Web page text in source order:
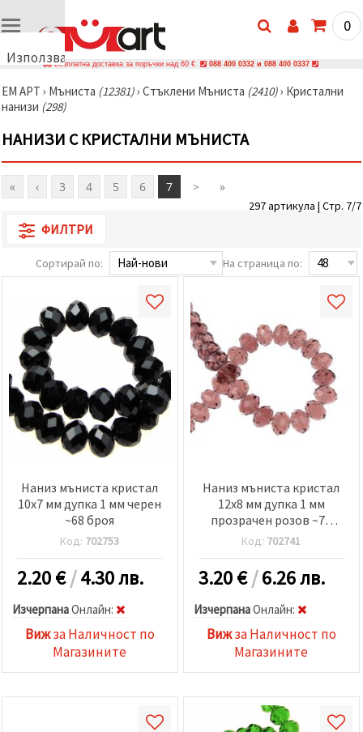
Използваме
🍪
Използваме
и подобни
технологии,
за да
осигурим
правилната
работа на
подобрим
твоето
и, с твое
съгласие,
анализираме
трафика и
показваме
по-
релевантно
съдържание
и реклами,
включително
с помощта
на наши
партньори
маркетинг.
Можеш да
използваме
всички
"бисквитки"
натиснеш
всички!"
предпочитанията
"Настройки",
0
Безплатна доставка за поръчки над 60 € 088 400 0332 и 088 400 0337
ЕМ АРТ › Мъниста (12381)› Стъклени Мъниста (2410)› Кристални
нанизи (298)
НАНИЗИ С КРИСТАЛНИ МЪНИСТА
« ‹ 3 4 5 6 7 > »
297 артикула | Стр. 7/7
ФИЛТРИ
Сортирай по: На страница по:
Наниз мъниста кристал
10x7 мм дупка 1 мм черен
~68 броя
Код: 702753
2.20€/4.30 лв.
ИзчерпанаOнлайн:
Вижза Наличност по
Магазините
Наниз мъниста кристал
12x8 мм дупка 1 мм
прозрачен розов ~72
броя
Код: 702741
3.20€/6.26 лв.
ИзчерпанаOнлайн:
Вижза Наличност по
Магазините